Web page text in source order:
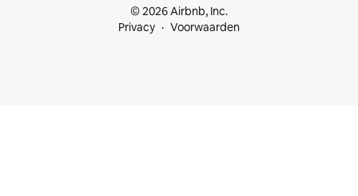
© 2026 Airbnb, Inc.
Privacy
Voorwaarden